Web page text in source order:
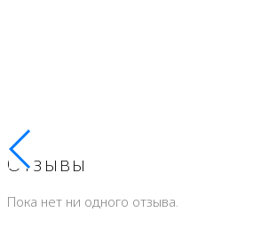
Отзывы
Пока нет ни одного отзыва.